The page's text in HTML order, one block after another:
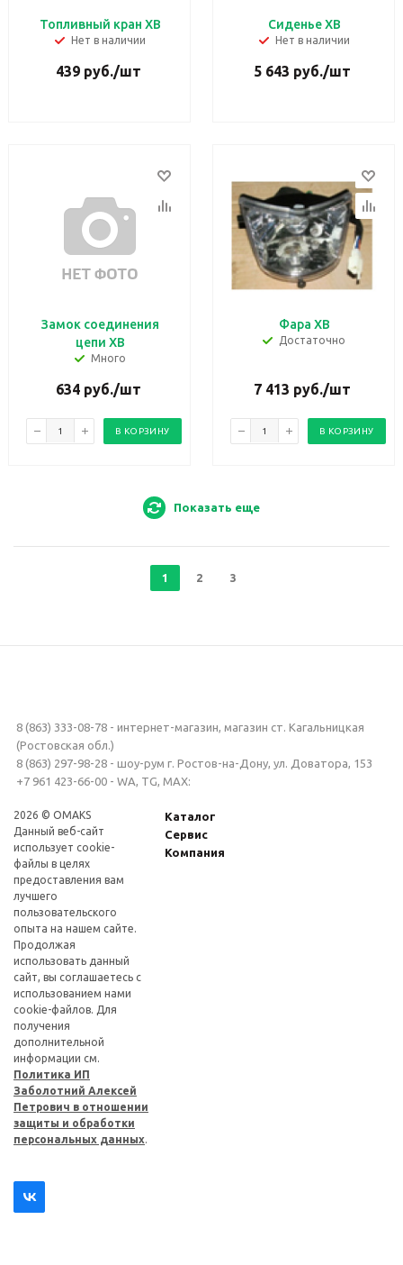
Топливный кран ХВ
Нет в наличии
439руб./шт
Сиденье ХВ
Нет в наличии
5 643 руб./шт
Замок соединения
цепи ХВ
Много
634руб./шт
В КОРЗИНУ
Фара ХВ
Достаточно
7 413 руб./шт
В КОРЗИНУ
Показать еще
1 2 3
8 (863) 333-08-78 - интернет-магазин, магазин ст. Кагальницкая
(Ростовская обл.)
8 (863) 297-98-28 - шоу-рум г. Ростов-на-Дону, ул. Доватора, 153
+7 961 423-66-00 - WA, TG, MAX:
2026 © OMAKS
Данный веб-сайт
использует cookie-
файлы в целях
предоставления вам
лучшего
пользовательского
опыта на нашем сайте.
Продолжая
использовать данный
сайт, вы соглашаетесь с
использованием нами
cookie-файлов. Для
получения
дополнительной
информации см.
Политика ИП
Заболотний Алексей
Петрович в отношении
защиты и обработки
персональных данных.
Каталог
Сервис
Компания